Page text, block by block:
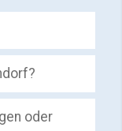
oder